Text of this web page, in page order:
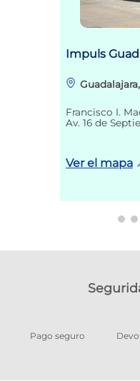
Impuls
Francisco I.
Av. 16 de
Ver el mapa
Pago seguro